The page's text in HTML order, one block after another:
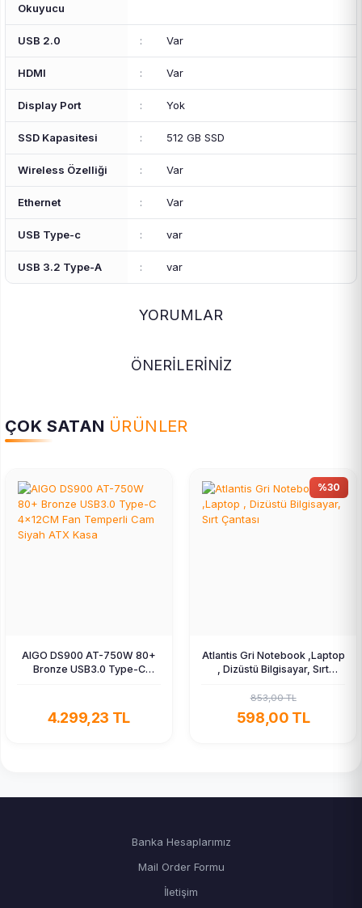
Okuyucu
USB 2.0 : Var
HDMI : Var
Display Port : Yok
SSD Kapasitesi : 512 GB SSD
Wireless Özelliği : Var
Ethernet : Var
USB Type-c : var
USB 3.2 Type-A : var
YORUMLAR
ÖNERİLERİNİZ
ÇOK SATAN ÜRÜNLER
AIGO DS900 AT-750W 80+
Bronze USB3.0 Type-C
4.299,23 TL
%30
Atlantis Gri Notebook ,Laptop
, Dizüstü Bilgisayar, Sırt
853,00 TL
598,00 TL
Banka Hesaplarımız
Mail Order Formu
İletişim